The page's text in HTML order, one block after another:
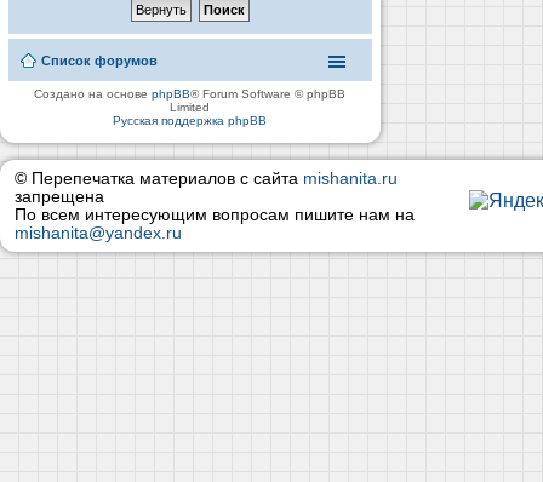
Список форумов
Создано на основеphpBB® Forum Software © phpBB
Limited
Русская поддержка phpBB
© Перепечатка материалов с сайта mishanita.ru
запрещена
По всем интересующим вопросам пишите нам на
mishanita@yandex.ru